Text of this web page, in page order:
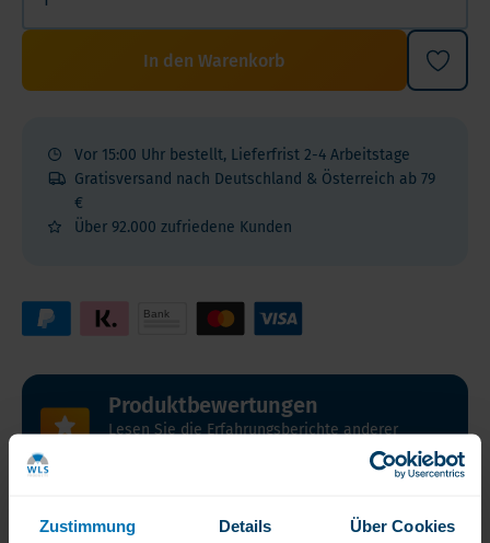
Zustimmung Details Über Cookies
In den Warenkorb
Vor 15:00 Uhr bestellt, Lieferfrist 2-4 Arbeitstage
Gratisversand nach Deutschland & Österreich ab 79
€
Über 92.000 zufriedene Kunden
Produktbewertungen
Lesen Sie die Erfahrungsberichte anderer